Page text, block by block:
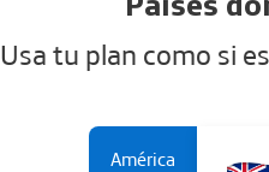
Usa tu plan como si
América